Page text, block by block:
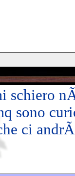
schiero
sono
ci